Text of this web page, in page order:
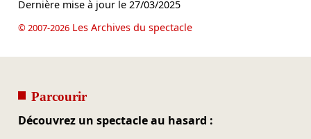
Dernière mise à jour le 27/03/2025
© 2007-2026Les Archives du spectacle
Parcourir
Découvrez un spectacle au hasard :